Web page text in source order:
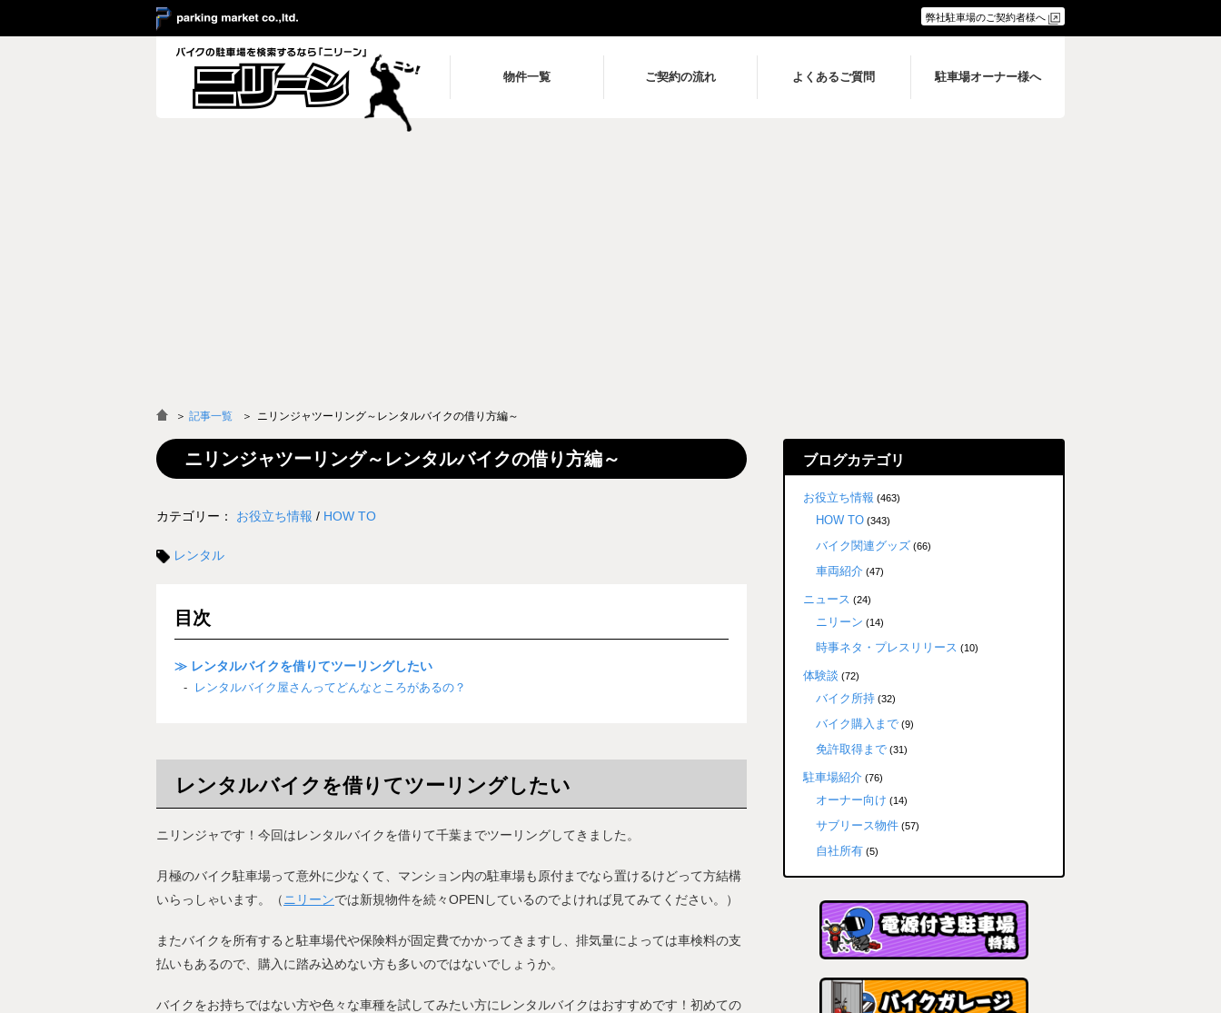
弊社駐車場のご契約者様へ
物件一覧 ご契約の流れ よくあるご質問 駐車場オーナー様へ
＞ 記事一覧 ニリンジャツーリング～レンタルバイクの借り方編～
ニリンジャツーリング～レンタルバイクの借り方編～
カテゴリー： お役立ち情報 / HOW TO
レンタル
目次
≫ レンタルバイクを借りてツーリングしたい
レンタルバイク屋さんってどんなところがあるの？
レンタルバイクを借りてツーリングしたい
ニリンジャです！今回はレンタルバイクを借りて千葉までツーリングしてきました。
月極のバイク駐車場って意外に少なくて、マンション内の駐車場も原付までなら置けるけどって方結構
いらっしゃいます。（ニリーンでは新規物件を続々OPENしているのでよければ見てみてください。）
またバイクを所有すると駐車場代や保険料が固定費でかかってきますし、排気量によっては車検料の支
払いもあるので、購入に踏み込めない方も多いのではないでしょうか。
バイクをお持ちではない方や色々な車種を試してみたい方にレンタルバイクはおすすめです！初めての
ブログカテゴリ
お役立ち情報 (463)
HOW TO (343)
バイク関連グッズ (66)
車両紹介 (47)
ニュース (24)
ニリーン (14)
時事ネタ・プレスリリース (10)
体験談 (72)
バイク所持 (32)
バイク購入まで (9)
免許取得まで (31)
駐車場紹介 (76)
オーナー向け (14)
サブリース物件 (57)
自社所有 (5)